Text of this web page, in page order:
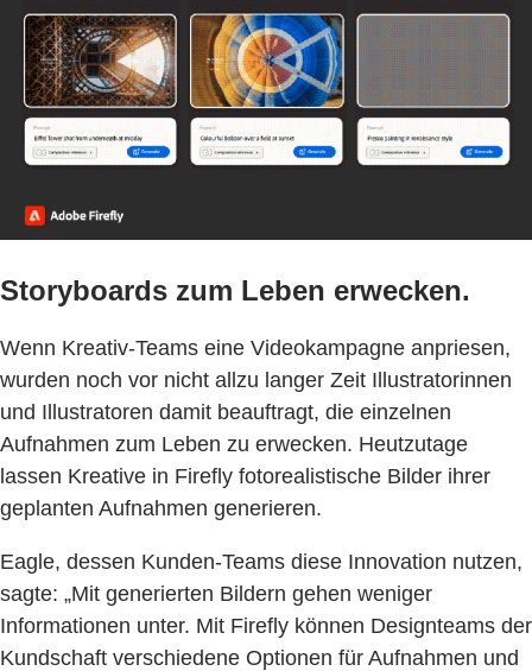
Storyboards zum Leben erwecken.
Wenn Kreativ-Teams eine Videokampagne anpriesen,
wurden noch vor nicht allzu langer Zeit Illustratorinnen
und Illustratoren damit beauftragt, die einzelnen
Aufnahmen zum Leben zu erwecken. Heutzutage
lassen Kreative in Firefly fotorealistische Bilder ihrer
geplanten Aufnahmen generieren.
Eagle, dessen Kunden-Teams diese Innovation nutzen,
sagte: „Mit generierten Bildern gehen weniger
Informationen unter. Mit Firefly können Designteams der
Kundschaft verschiedene Optionen für Aufnahmen und